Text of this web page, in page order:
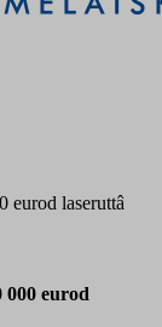
eurod laseruttâ
eurod